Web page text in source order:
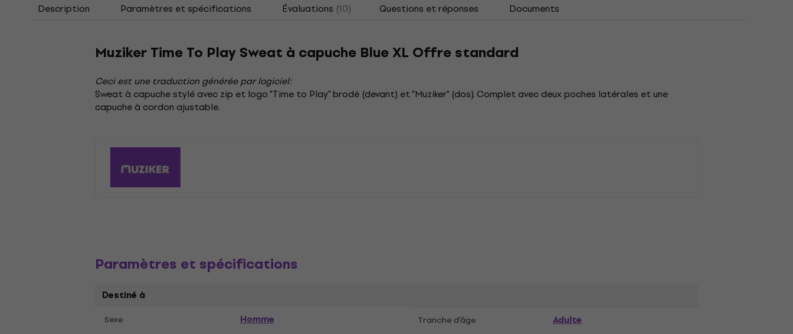
Description Paramètres et spécifications Évaluations (10) Questions et réponses Documents
Muziker Time To Play Sweat à capuche Blue XL Offre standard
Ceci est une traduction générée par logiciel:
Sweat à capuche stylé avec zip et logo "Time to Play" brodé (devant) et "Muziker" (dos). Complet avec deux poches latérales et une
capuche à cordon ajustable.
Paramètres et spécifications
Destiné à
Sexe Homme Tranche d'âge Adulte